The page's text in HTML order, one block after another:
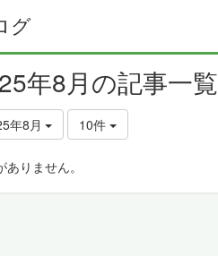
グ
年8月の記事一覧
年8月 10件
ありません。